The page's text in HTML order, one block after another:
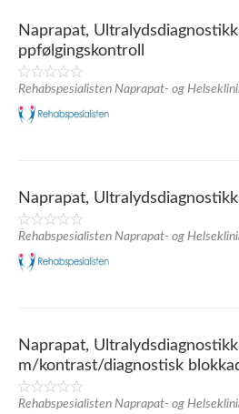
Naprapat, Ultralydsdiagnostikk
ppfølgingskontroll
Rehabspesialisten Naprapat- og
Naprapat, Ultralydsdiagnostikk
Rehabspesialisten Naprapat- og
Naprapat, Ultralydsdiagnostikk
m/kontrast/diagnostisk
Rehabspesialisten Naprapat- og